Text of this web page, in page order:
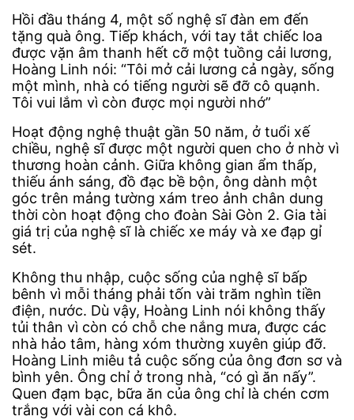
Hồi đầu tháng 4, một số nghệ sĩ đàn em đến
tặng quà ông. Tiếp khách, với tay tắt chiếc loa
được vặn âm thanh hết cỡ một tuồng cải lương,
Hoàng Linh nói: “Tôi mở cải lương cả ngày, sống
một mình, nhà có tiếng người sẽ đỡ cô quạnh.
Tôi vui lắm vì còn được mọi người nhớ”
Hoạt động nghệ thuật gần 50 năm, ở tuổi xế
chiều, nghệ sĩ được một người quen cho ở nhờ vì
thương hoàn cảnh. Giữa không gian ẩm thấp,
thiếu ánh sáng, đồ đạc bề bộn, ông dành một
góc trên mảng tường xám treo ảnh chân dung
thời còn hoạt động cho đoàn Sài Gòn 2. Gia tài
giá trị của nghệ sĩ là chiếc xe máy và xe đạp gỉ
sét.
Không thu nhập, cuộc sống của nghệ sĩ bấp
bênh vì mỗi tháng phải tốn vài trăm nghìn tiền
điện, nước. Dù vậy, Hoàng Linh nói không thấy
tủi thân vì còn có chỗ che nắng mưa, được các
nhà hảo tâm, hàng xóm thường xuyên giúp đỡ.
Hoàng Linh miêu tả cuộc sống của ông đơn sơ và
bình yên. Ông chỉ ở trong nhà, “có gì ăn nấy”.
Quen đạm bạc, bữa ăn của ông chỉ là chén cơm
trắng với vài con cá khô.